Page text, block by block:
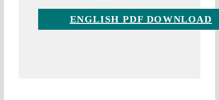
ENGLISH PDF DOWNLOAD